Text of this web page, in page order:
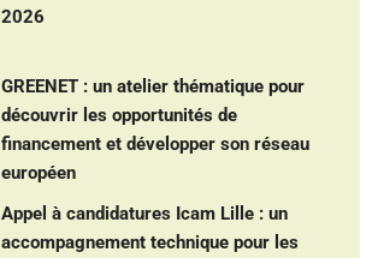
2026
GREENET : un atelier thématique pour
découvrir les opportunités de
financement et développer son réseau
européen
Appel à candidatures Icam Lille : un
accompagnement technique pour les